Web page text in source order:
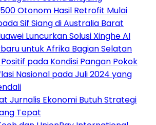
Otonom Hasil Retrofit Mulai
Sif Siang di Australia Barat
Luncurkan Solusi Xinghe AI
untuk Afrika Bagian Selatan
pada Kondisi Pangan Pokok
Nasional pada Juli 2024 yang
Jurnalis Ekonomi Butuh Strategi
Tepat